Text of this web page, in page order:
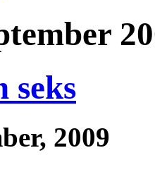
seks
2009